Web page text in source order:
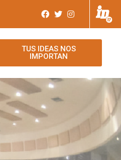
TUS IDEAS NOS
IMPORTAN